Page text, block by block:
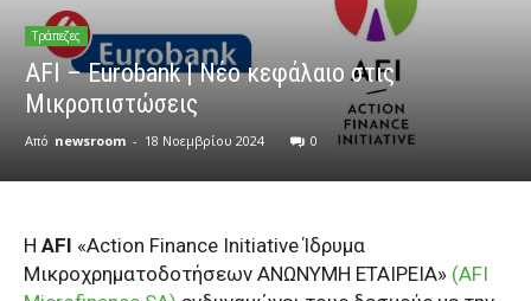
Τράπεζες
AFI – Eurobank | Nέο κεφάλαιο στις
Μικροπιστώσεις
Από newsroom - 18 Νοεμβρίου 2024 0
H AFI «Action Finance Initiative Ίδρυμα
Μικροχρηματοδοτήσεων ΑΝΩΝΥΜΗ ΕΤΑΙΡΕΙΑ» (AFI